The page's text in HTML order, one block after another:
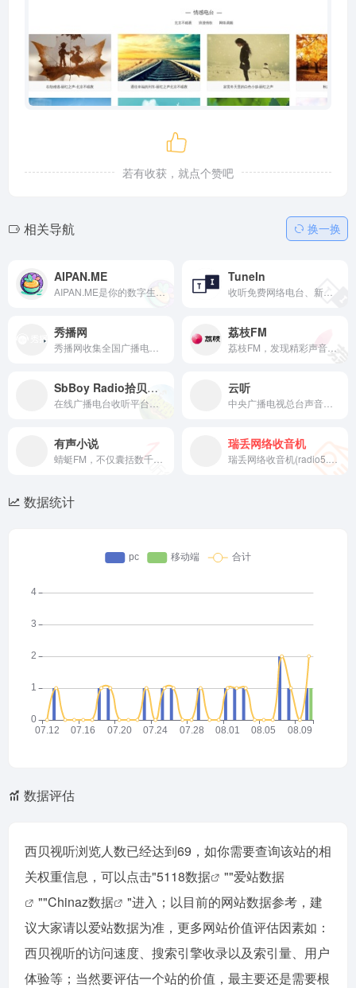
若有收获，就点个赞吧
相关导航 换一换
AIPAN.ME
AIPAN.ME是你的数字生活伙伴！集资源搜索、音乐播放、社区交流、休闲游戏、电视直播于一体。支持百度网盘、阿里云盘、夸克网盘搜索，海量影视音乐资源随心享用。一个网站，满足你的所有数字娱乐需求！
TuneIn
秀播网 荔枝FM
SbBoy Radio拾贝网络电台
在线广播电台收听平台，集众多国内各地区及海外优秀电台于一身，包括各个省份，港澳台，以及国际的电台，无论你喜欢听音乐，还是听资讯，听相声或者学外语，都可以满足你的需求。
云听
有声小说
蜻蜓FM，不仅囊括数千家FM广播电台，还涵盖有声小说、儿童故事、相声评书、戏曲、音乐、脱口秀、鬼故事、情感故事、财经科技、新闻历史人文、健康教育等30多类的有声读物或音频节目。更有高晓松、老梁、张召忠、蒋勋等精品有声读物和音频在线收听。蜻蜓FM作为用户喜爱的有声听书应用，为广大听众呈现前沿丰富的有声
瑞丢网络收音机
瑞丢网络收音机(radio5.cn)-广播电台在线收听
数据统计
数据评估
西贝视听浏览人数已经达到69，如你需要查询该站的相
关权重信息，可以点击"5118数据 ""爱站数据
""Chinaz数据
"进入；以目前的网站数据参考，建
议大家请以爱站数据为准，更多网站价值评估因素如：
西贝视听的访问速度、搜索引擎收录以及索引量、用户
体验等；当然要评估一个站的价值，最主要还是需要根